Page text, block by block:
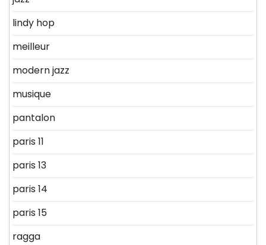
lindy hop
meilleur
modern jazz
musique
pantalon
paris 11
paris 13
paris 14
paris 15
ragga